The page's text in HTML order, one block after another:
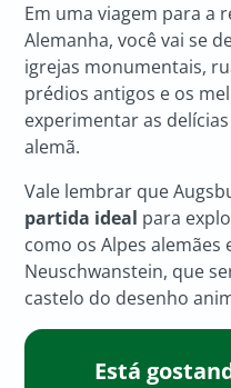
Em uma viagem para a
Alemanha, você vai se
igrejas monumentais,
prédios antigos e os
experimentar as
alemã.
Vale lembrar que
partida ideal para
como os Alpes alemães
Neuschwanstein, que
castelo do desenho
Está